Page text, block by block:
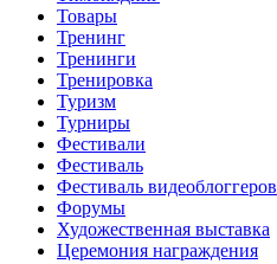
Товары
Тренинг
Тренинги
Тренировка
Туризм
Турниры
Фестивали
Фестиваль
Фестиваль видеоблоггеров
Форумы
Художественная выставка
Церемония награждения